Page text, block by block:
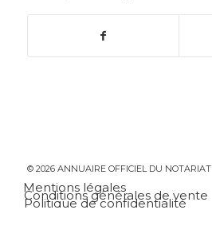
© 2026 ANNUAIRE OFFICIEL DU NOTARIAT
Mentions légales
Conditions générales de vente
Politique de confidentialité